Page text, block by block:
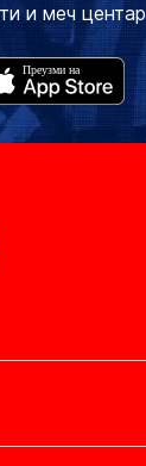
и меч центар